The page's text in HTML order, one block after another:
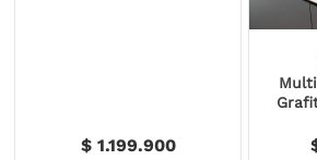
$ 1.199.900